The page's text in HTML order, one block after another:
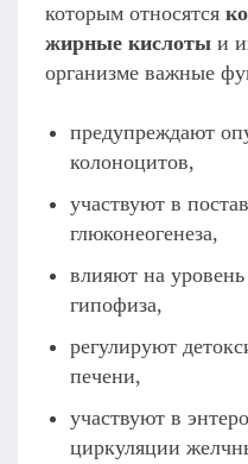
которым относятся
жирные кислоты и
организме важные
предупреждают
колоноцитов,
участвуют в
глюконеогенеза,
влияют на
гипофиза,
регулируют
печени,
участвуют в
циркуляции